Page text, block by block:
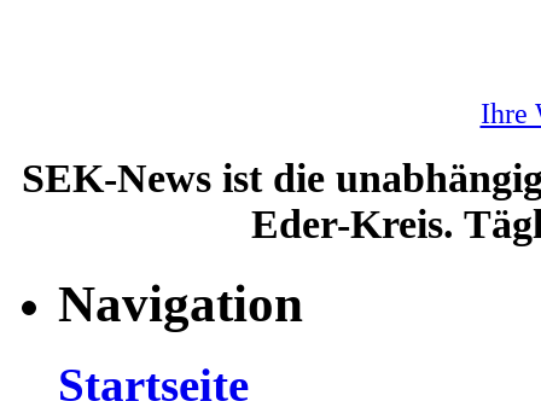
Ihre
SEK-News ist die
Eder-Kreis.
Navigation
Startseite